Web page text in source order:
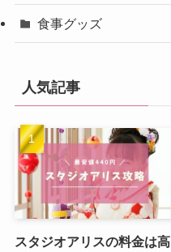
食事グッズ
人気記事
スタジオアリスの料金は高